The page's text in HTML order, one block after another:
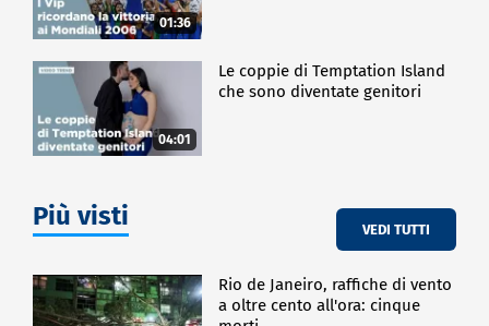
01:36
04:01
Le coppie di Temptation Island
che sono diventate genitori
Più visti VEDI TUTTI
Rio de Janeiro, raffiche di vento
a oltre cento all'ora: cinque